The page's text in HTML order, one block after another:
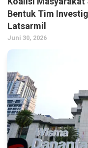
Bentuk Tim
Latsarmil
Juni 30, 2026